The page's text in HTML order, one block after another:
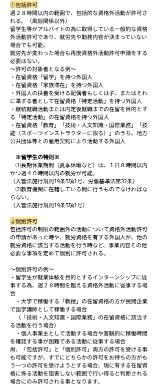
①包括許可
週２８時間以内の範囲で、包括的な資格外活動が許可さ
れる。（風俗関係以外）
留学生等がアルバイトの為に取得している一般的な資格
外活動許可であり、就労先や勤務内容が決まっていない
場合でも可能。
就労先が変わった場合も再度資格外活動許可申請をする
必要はない。
～許可の対象者となる例～
・在留資格「留学」を持つ外国人
・在留資格「家族滞在」を持つ外国人
・外国人の扶養を受ける配偶者もしくは子、またはそれ
に準ずる者として在留資格「特定活動」を持つ外国人
・継続就職活動または内定後就職までの在留を目的とす
る「特定活動」の在留資格を持つ外国人
・在留資格「教育」「技術・人文知識・国際業務」「技
能（スポーツインストラクターに限る）」のうち、地方
公共団体等との雇用契約により活動する外国人
※留学生の特則※
⑴長期休業期間（夏季休暇など）は、１日８時間以内
かつ週４０時間以内の就労が可能。
（入管法施行規則19条5項1号、労働基準法第32条）
⑵教育機関に在籍している間に行うものでなければな
らない。
（入管法施行規則19条5項1号）
②個別許可
包括許可の制限の範囲外の活動について資格外活動許可
の申請があった時や、就労資格を有する外国人が、他の
就労資格に該当する活動を行う時など、事業内容その他
必要な事項を定めて個別に許可される。
～個別許可の例～
・留学生が就業体験を目的とするインターンシップに従
事する為、週２８時間を超える資格外活動に従事する場
合
・大学で稼働する「教授」の在留資格の方が民間企業
で語学講師として稼働する場合
（「技術・人文知識・国際業務」の在留資格に該当す
る活動を行う場合）
・個人事業主として活動する場合や客観的に稼働時間
を確認する事が困難である活動に従事する場合
尚、「包括許可」と「個別許可」両方の許可を受ける事
も可能ですが、すでにどちらかの許可をお持ちの方がも
う一つの許可を受けようとする場合、現に有する在留資
格に係る活動を阻害しない範囲で行い得ると判断される
場合にのみ許可される事となります。